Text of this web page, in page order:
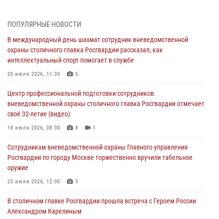
На востоке Москвы сотрудники Росгвардии задержали мужчину,
находящегося в федеральном розыске (видео)
03 августа 2026, 12:00
Московские росгвардейцы пришли на помощь семье, у которой
сломался автомобиль на проезжей части (Видео)
02 августа 2026, 10:00
погибших в Первой мировой войне
01 августа 2026, 12:00
На Поклонной горе росгвардейцы познакомили школьников из
6
ПОПУЛЯРНЫЕ НОВОСТИ
В международный день шахмат сотрудник вневедомственной
охраны столичного главка Росгвардии рассказал, как
интеллектуальный спорт помогает в службе
20 июля 2026, 11:30 5
Центр профессиональной подготовки сотрудников
вневедомственной охраны столичного главка Росгвардии отмечает
своё 32-летие (видео)
18 июля 2026, 08:00 8 1
Сотрудникам вневедомственной охраны Главного управления
Росгвардии по городу Москве торжественно вручили табельное
оружие
25 июля 2026, 12:00 3
В столичном главке Росгвардии прошла встреча с Героем России
Александром Карелиным